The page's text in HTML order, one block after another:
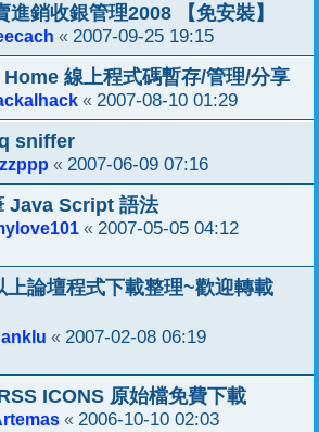
銷收銀管理2008 【免安裝】
« 2007-09-25 19:15
線上程式碼暫存/管理/分享
« 2007-08-10 01:29
sniffer
« 2007-06-09 07:16
Java Script 語法
« 2007-05-05 04:12
上論壇程式下載整理~歡迎轉載
« 2007-02-08 06:19
ICONS 原始檔免費下載
« 2006-10-10 02:03